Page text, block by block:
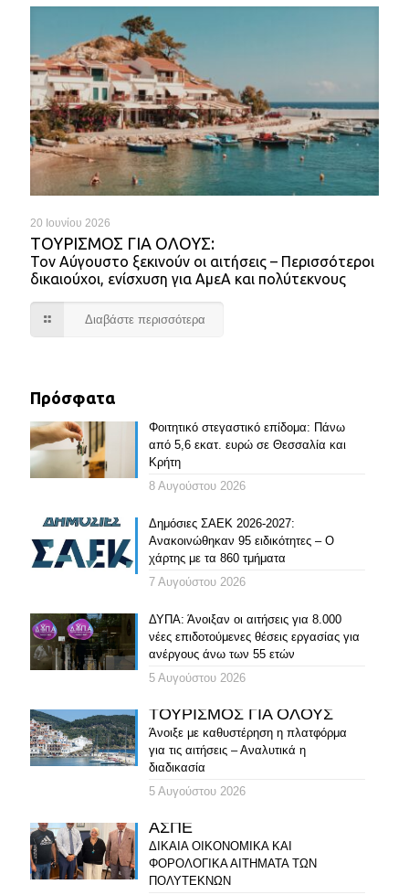
20 Ιουνίου 2026
ΤΟΥΡΙΣΜΌΣ ΓΙΑ ΌΛΟΥΣ:
Τον Αύγουστο ξεκινούν οι αιτήσεις – Περισσότεροι
δικαιούχοι, ενίσχυση για ΑμεΑ και πολύτεκνους
Διαβάστε περισσότερα
Πρόσφατα
Φοιτητικό στεγαστικό επίδομα: Πάνω
από 5,6 εκατ. ευρώ σε Θεσσαλία και
Κρήτη
8 Αυγούστου 2026
Δημόσιες ΣΑΕΚ 2026-2027:
Ανακοινώθηκαν 95 ειδικότητες – Ο
χάρτης με τα 860 τμήματα
7 Αυγούστου 2026
ΔΥΠΑ: Άνοιξαν οι αιτήσεις για 8.000
νέες επιδοτούμενες θέσεις εργασίας για
ανέργους άνω των 55 ετών
5 Αυγούστου 2026
ΤΟΥΡΙΣΜΟΣ ΓΙΑ ΟΛΟΥΣ
Άνοιξε με καθυστέρηση η πλατφόρμα
για τις αιτήσεις – Αναλυτικά η
διαδικασία
5 Αυγούστου 2026
ΑΣΠΕ
ΔΙΚΑΙΑ ΟΙΚΟΝΟΜΙΚΑ ΚΑΙ
ΦΟΡΟΛΟΓΙΚΑ ΑΙΤΗΜΑΤΑ ΤΩΝ
ΠΟΛΥΤΕΚΝΩΝ